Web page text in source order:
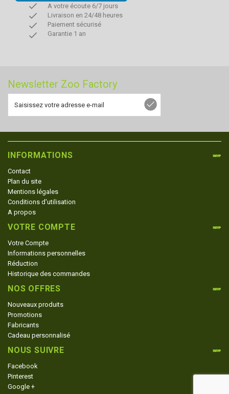
done A votre écoute 6/7 jours
done Livraison en 24/48 heures
done Paiement sécurisé
done Garantie 1 an
Newsletter Zoo Factory
INFORMATIONS
Contact
Plan du site
Mentions légales
Conditions d'utilisation
A propos
VOTRE COMPTE
Votre Compte
Informations personnelles
Réduction
Historique des commandes
NOS OFFRES
Nouveaux produits
Promotions
Fabricants
Cadeau personnalisé
NOUS SUIVRE
Facebook
Pinterest
Google +